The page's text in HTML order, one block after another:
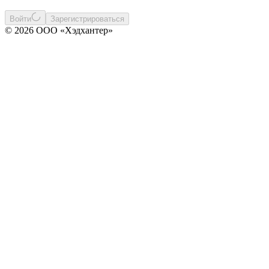
Войти Зарегистрироваться
© 2026 ООО «Хэдхантер»